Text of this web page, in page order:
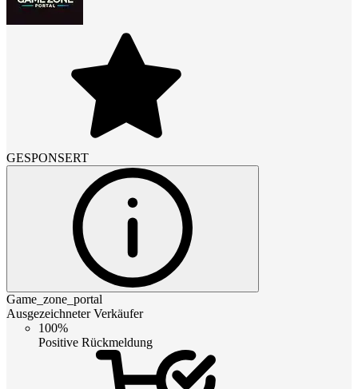
GESPONSERT
Game_zone_portal
Ausgezeichneter Verkäufer
100%
Positive Rückmeldung